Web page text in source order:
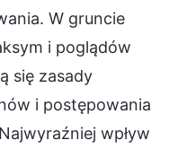
W gruncie
i poglądów
się zasady
i postępowania
wpływ